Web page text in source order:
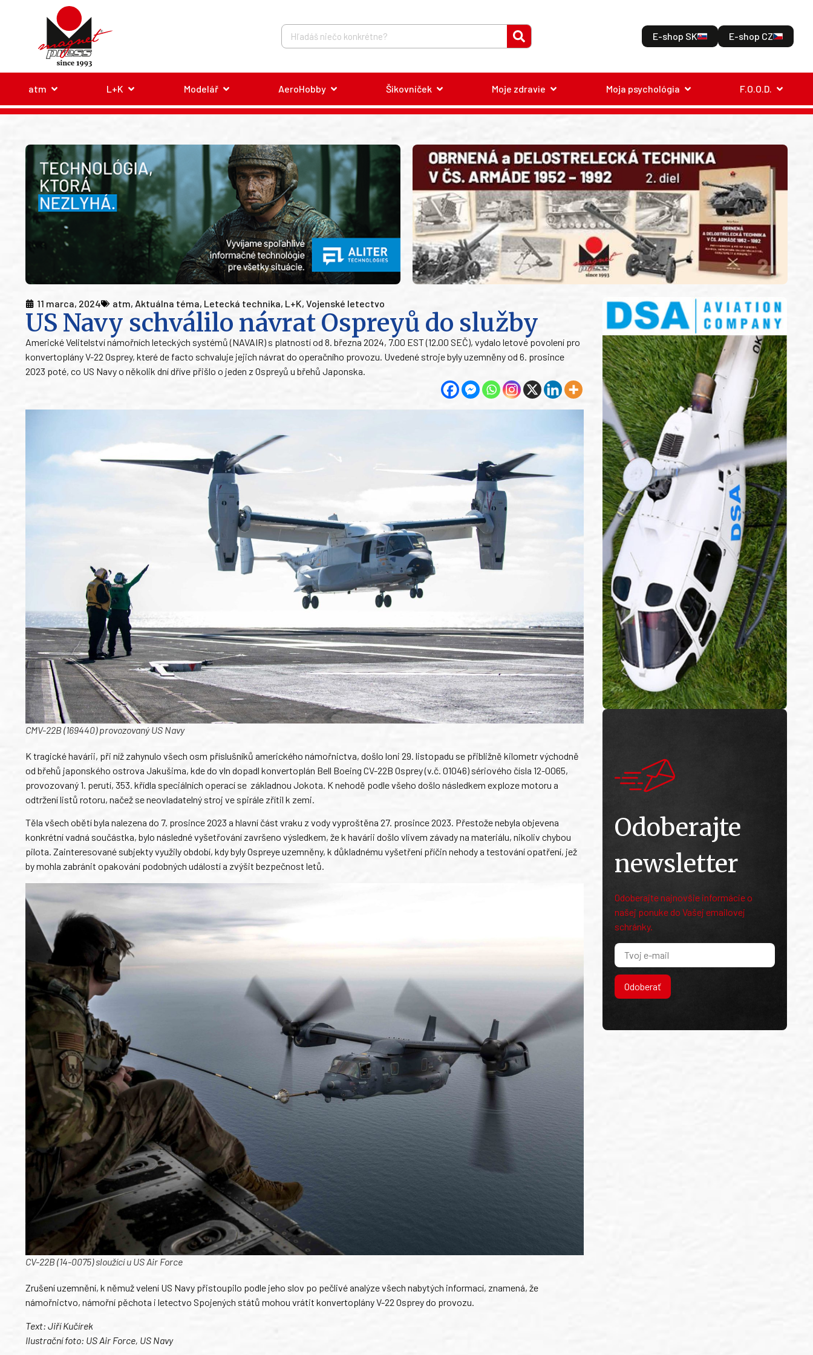
E-shop SK E-shop CZ
atm L+K Modelář AeroHobby Šikovníček Moje zdravie Moja psychológia F.O.O.D.
11 marca, 2024 atm, Aktuálna téma, Letecká technika, L+K, Vojenské letectvo
US Navy schválilo návrat Ospreyů do služby
Americké Velitelství námořních leteckých systémů (NAVAIR) s platností od 8. března 2024, 7.00 EST (12.00 SEČ), vydalo letové povolení pro
konvertoplány V-22 Osprey, které de facto schvaluje jejich návrat do operačního provozu. Uvedené stroje byly uzemněny od 6. prosince
2023 poté, co US Navy o několik dní dříve přišlo o jeden z Ospreyů u břehů Japonska.
CMV-22B (169440) provozovaný US Navy
K tragické havárii, při níž zahynulo všech osm příslušníků amerického námořnictva, došlo loni 29. listopadu se přibližně kilometr východně
od břehů japonského ostrova Jakušima, kde do vln dopadl konvertoplán Bell Boeing CV-22B Osprey (v.č. 01046) sériového čísla 12-0065,
provozovaný 1. perutí, 353. křídla speciálních operací se základnou Jokota. K nehodě podle všeho došlo následkem exploze motoru a
odtržení listů rotoru, načež se neovladatelný stroj ve spirále zřítil k zemi.
Těla všech obětí byla nalezena do 7. prosince 2023 a hlavní část vraku z vody vyproštěna 27. prosince 2023. Přestože nebyla objevena
konkrétní vadná součástka, bylo následné vyšetřování završeno výsledkem, že k havárii došlo vlivem závady na materiálu, nikoliv chybou
pilota. Zainteresované subjekty využily období, kdy byly Ospreye uzemněny, k důkladnému vyšetření příčin nehody a testování opatření, jež
by mohla zabránit opakování podobných událostí a zvýšit bezpečnost letů.
CV-22B (14-0075) sloužící u US Air Force
Zrušení uzemnění, k němuž velení US Navy přistoupilo podle jeho slov po pečlivé analýze všech nabytých informací, znamená, že
námořnictvo, námořní pěchota i letectvo Spojených států mohou vrátit konvertoplány V-22 Osprey do provozu.
Text: Jiří Kučírek
Ilustrační foto: US Air Force, US Navy
Odoberajte
newsletter
Odoberajte najnovšie informácie o
našej ponuke do Vašej emailovej
schránky.
Odoberať